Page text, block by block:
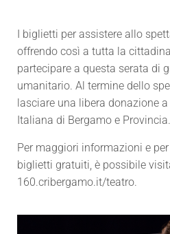
I biglietti per assistere allo
offrendo così a tutta la
partecipare a questa serata di
umanitario. ‍Al termine dello
lasciare una libera donazione
Italiana di Bergamo e Provincia.
Per maggiori informazioni e
biglietti gratuiti, è possibile
160.cribergamo.it/teatro.